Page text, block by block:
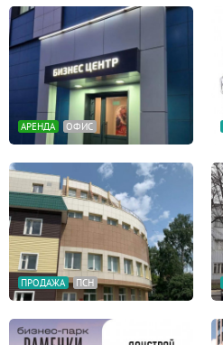
АРЕНДА ОФИС
ПРОДАЖА ПСН